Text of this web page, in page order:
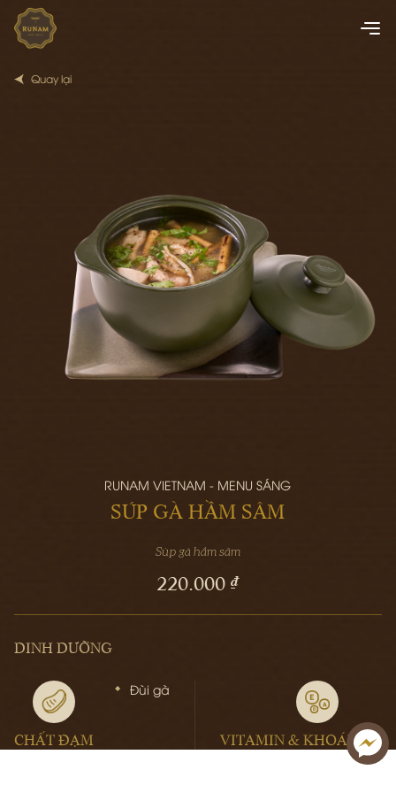
Quay lại
RUNAM VIETNAM - MENU SÁNG
SÚP GÀ HẦM SÂM
Súp gà hầm sâm
220.000 ₫
DINH DƯỠNG
CHẤT ĐẠM
Đùi gà
VITAMIN & KHOÁNG